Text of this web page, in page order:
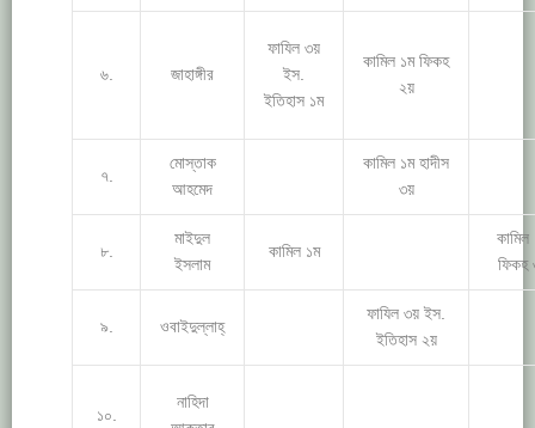
৬. জাহাঙ্গীর
ফাযিল ৩য়
ইস.
ইতিহাস ১ম
কামিল ১ম ফিকহ
২য়
৭.
মোস্তাক
আহমেদ
কামিল ১ম হাদীস
৩য়
৮.
মাইদুল
ইসলাম
কামিল ১ম
কামিল
ফিকহ
৯. ওবাইদুল্লাহ্
ফাযিল ৩য় ইস.
ইতিহাস ২য়
১০.
নাহিদা